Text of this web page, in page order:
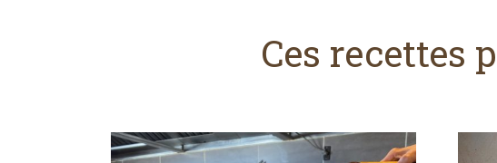
Ces recettes